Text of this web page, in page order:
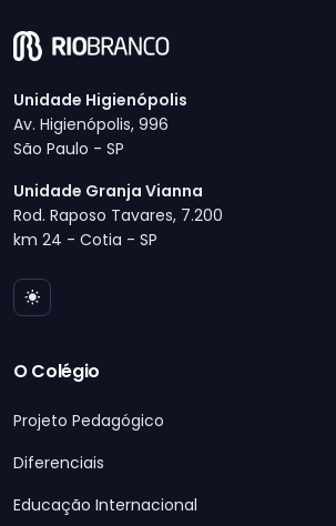
Unidade Higienópolis
Av. Higienópolis, 996
São Paulo - SP
Unidade Granja Vianna
Rod. Raposo Tavares, 7.200
km 24 - Cotia - SP
O Colégio
Projeto Pedagógico
Diferenciais
Educação Internacional